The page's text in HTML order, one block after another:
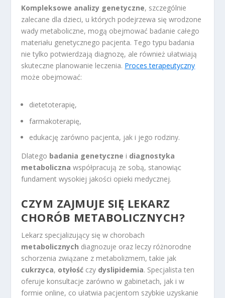
Kompleksowe analizy genetyczne, szczególnie
zalecane dla dzieci, u których podejrzewa się wrodzone
wady metaboliczne, mogą obejmować badanie całego
materiału genetycznego pacjenta. Tego typu badania
nie tylko potwierdzają diagnozę, ale również ułatwiają
skuteczne planowanie leczenia. Proces terapeutyczny
może obejmować:
dietetoterapię,
farmakoterapię,
edukację zarówno pacjenta, jak i jego rodziny.
Dlatego badania genetyczne i diagnostyka
metaboliczna współpracują ze sobą, stanowiąc
fundament wysokiej jakości opieki medycznej.
CZYM ZAJMUJE SIĘ LEKARZ
CHORÓB METABOLICZNYCH?
Lekarz specjalizujący się w chorobach
metabolicznych diagnozuje oraz leczy różnorodne
schorzenia związane z metabolizmem, takie jak
cukrzyca, otyłość czy dyslipidemia. Specjalista ten
oferuje konsultacje zarówno w gabinetach, jak i w
formie online, co ułatwia pacjentom szybkie uzyskanie